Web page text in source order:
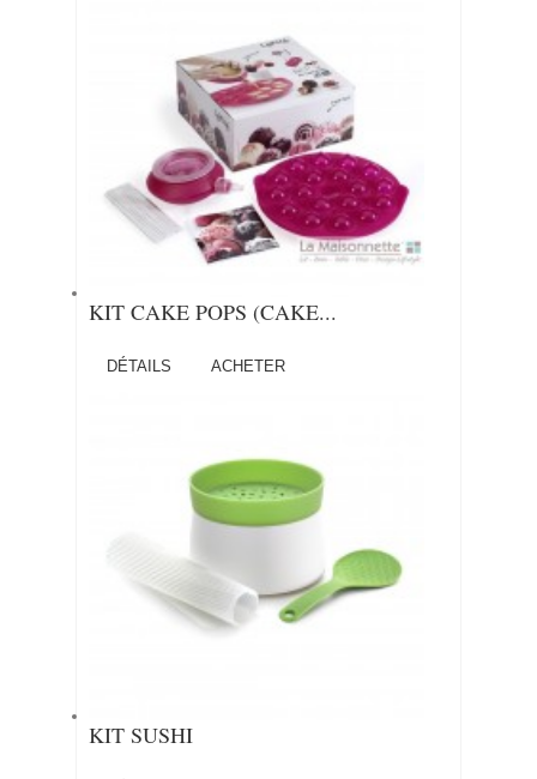
KIT CAKE POPS (CAKE...
DÉTAILS ACHETER
KIT SUSHI